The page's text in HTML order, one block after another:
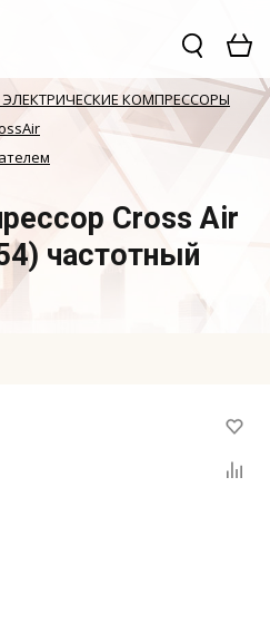
КОМПРЕССОРЫ
Cross Air
частотный